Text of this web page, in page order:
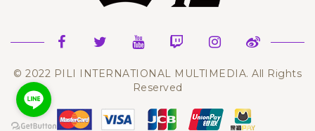
© 2022 PILI INTERNATIONAL MULTIMEDIA. All Rights
Reserved